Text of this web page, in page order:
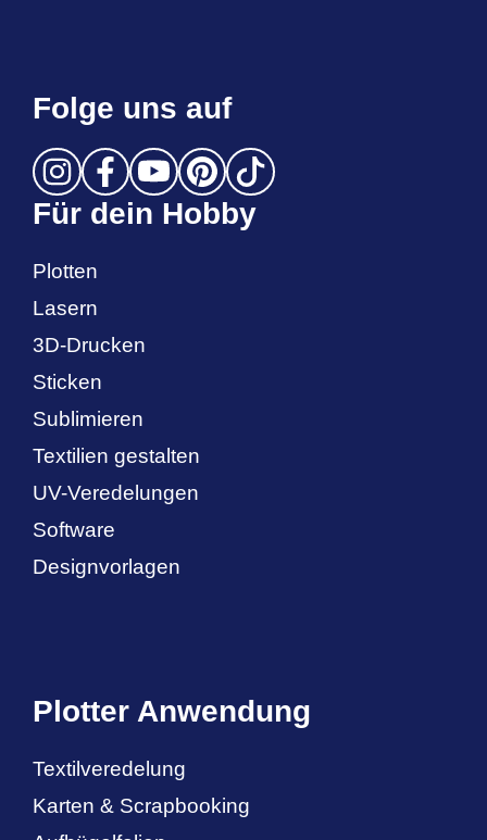
Folge uns auf
Für dein Hobby
Plotten
Lasern
3D-Drucken
Sticken
Sublimieren
Textilien gestalten
UV-Veredelungen
Software
Designvorlagen
Plotter Anwendung
Textilveredelung
Karten & Scrapbooking